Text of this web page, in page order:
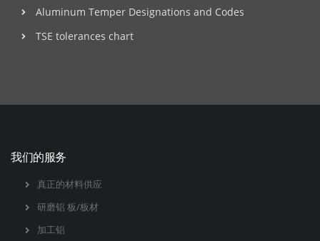
Aluminum Temper Designations and Codes
TSE tolerances chart
我们的服务
真正的材料供应
研磨铝 板/板材
加工铝